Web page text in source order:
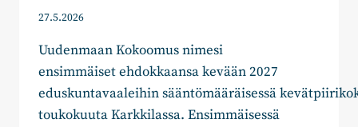
27.5.2026
Uudenmaan Kokoomus nimesi
ensimmäiset ehdokkaansa kevään 2027
eduskuntavaaleihin sääntömääräisessä
toukokuuta Karkkilassa. Ensimmäisessä